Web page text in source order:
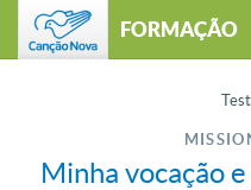
FORMAÇÃO
Minha vocação